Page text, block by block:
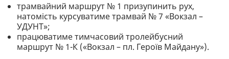
трамвайний маршрут № 1 призупинить рух,
натомість курсуватиме трамвай № 7 «Вокзал –
УДУНТ»;
працюватиме тимчасовий тролейбусний
маршрут № 1-К («Вокзал – пл. Героїв Майдану»).